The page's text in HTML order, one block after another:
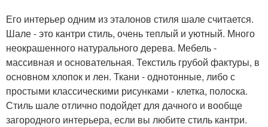
Его интерьер одним из эталонов стиля шале считается.
Шале - это кантри стиль, очень теплый и уютный. Много
неокрашенного натурального дерева. Мебель -
массивная и основательная. Текстиль грубой фактуры, в
основном хлопок и лен. Ткани - однотонные, либо с
простыми классическими рисунками - клетка, полоска.
Стиль шале отлично подойдет для дачного и вообще
загородного интерьера, если вы любите стиль кантри.